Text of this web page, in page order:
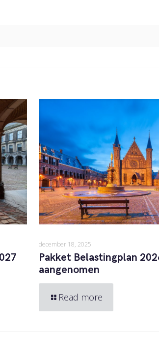
december 18, 2025
Pakket Belastingplan
aangenomen
Read more